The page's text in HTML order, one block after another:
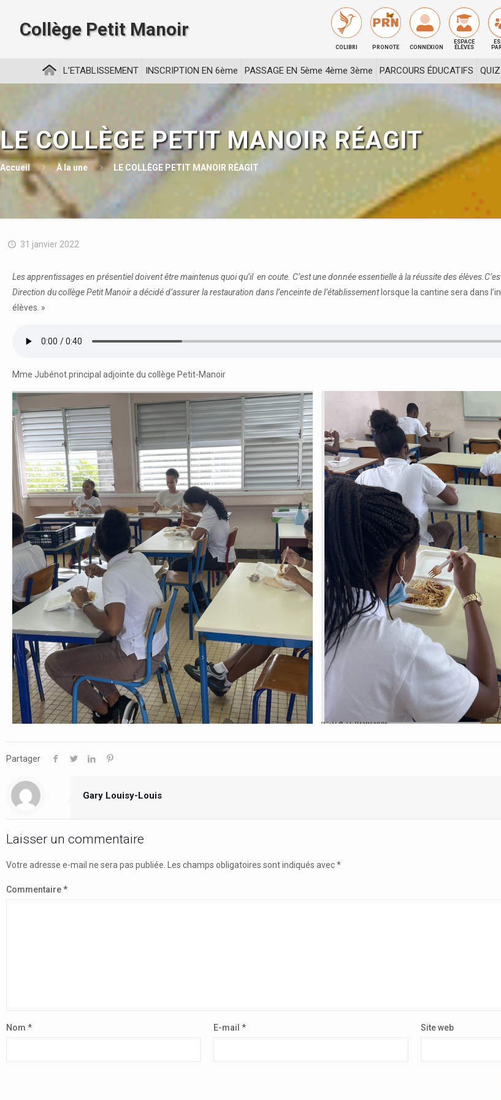
Collège Petit Manoir
COLIBRI PRONOTE CONNEXION
ESPACE
ÉLÈVES
L’ETABLISSEMENT INSCRIPTION EN 6ème PASSAGE EN 5ème 4ème 3ème PARCOURS ÉDUCATIFS QUIZ
LE COLLÈGE PETIT MANOIR RÉAGIT
Accueil À la une LE COLLÈGE PETIT MANOIR RÉAGIT
31 janvier 2022
Les apprentissages en présentiel doivent être maintenus quoi qu’il en coute. C’est une donnée essentielle à la réussite des
Direction du collège Petit Manoir a décidé d’assurer la restauration dans l’enceinte de l’établissementlorsque la cantine sera dans
élèves. »
Mme Jubénot principal adjointe du collège Petit-Manoir
Partager
Gary Louisy-Louis
Laisser un commentaire
Votre adresse e-mail ne sera pas publiée. Les champs obligatoires sont indiqués avec*
Commentaire*
Nom * E-mail * Site web